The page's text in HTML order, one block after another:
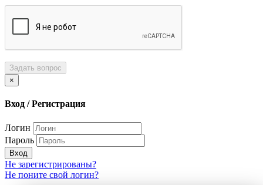
Задать вопрос
×
Вход / Регистрация
Логин
Пароль
Вход
Не зарегистрированы?
Не поните свой логин?